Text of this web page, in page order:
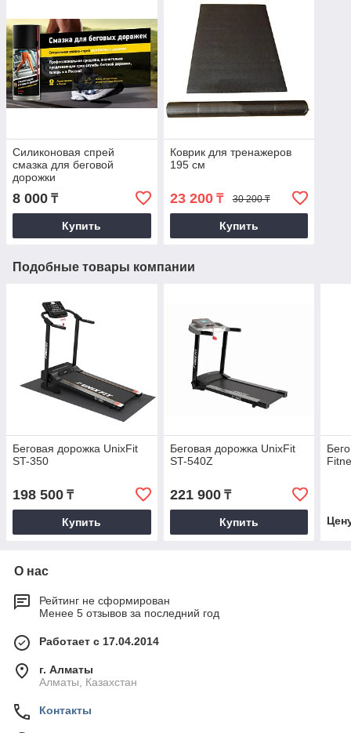
Силиконовая спрей
смазка для беговой
дорожки
8 000 ₸
Купить
Коврик для тренажеров
195 см
23 200₸ 30 200 ₸
Купить
Подобные товары компании
Беговая дорожка UnixFit
ST-350
198 500 ₸
Купить
Беговая дорожка UnixFit
ST-540Z
221 900₸
Купить
О нас
Рейтинг не сформирован
Менее 5 отзывов за последний год
Работает с 17.04.2014
г. Алматы
Алматы, Казахстан
Контакты